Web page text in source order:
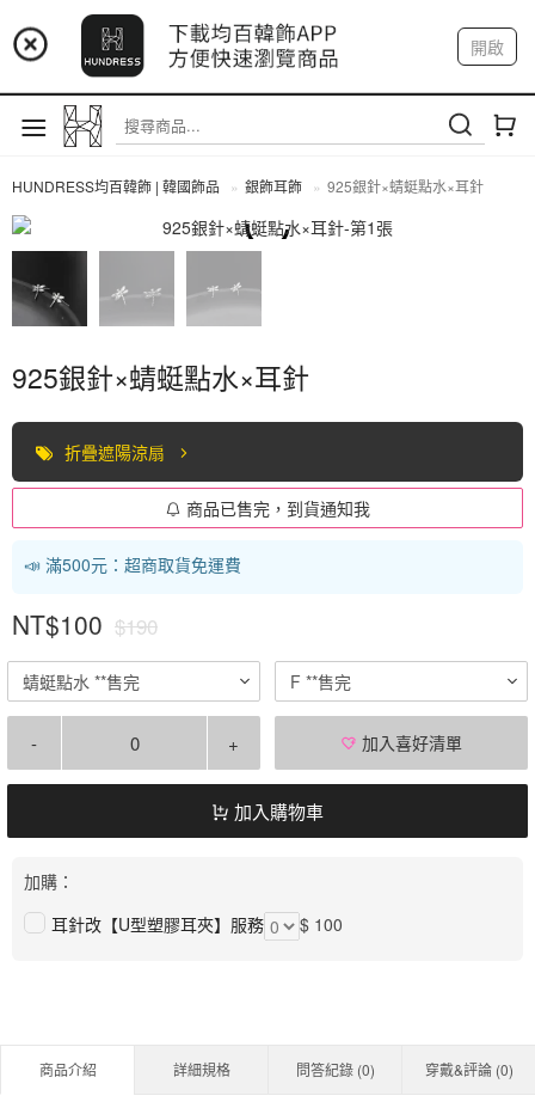
📢 市集預告：9/4-9/6 淡水捷運站
📢 市集預告：9/12-9/13 八里海巡基地
📢 市集預告：8/22-8/23 桃園青埔置地廣場
開啟
註冊 我的帳戶
HUNDRESS均百韓飾 | 韓國飾品 銀飾耳飾 925銀針×蜻蜓點水×耳針
全部商品
925銀針×蜻蜓點水×耳針
折疊遮陽涼扇
商品已售完，到貨通知我
📣 滿500元：超商取貨免運費
NT$100 $190
蜻蜓點水 **售完 F **售完
- + 加入喜好清單
加入購物車
加購：
耳針改【U型塑膠耳夾】服務
$ 100
商品介紹 詳細規格 問答紀錄 (0) 穿戴&評論 (0)